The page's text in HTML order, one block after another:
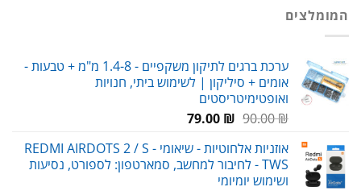
המומלצים
ערכת ברגים לתיקון משקפיים - 1.4-8 מ"מ + טבעות -
אומים + סיליקון | לשימוש ביתי, חנויות
ואופטימיטריסטים
90.00₪
המחיר
היה:
90.00 ₪.
79.00 ₪
המחיר
הוא:
79.00 ₪.
אוזניות אלחוטיות - שיאומי REDMI AIRDOTS 2 / S -
TWS - לחיבור למחשב, סמארטפון: לספורט, נסיעות
ושימוש יומיומי